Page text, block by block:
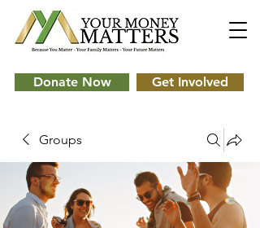
Donate Now Get Involved
Groups